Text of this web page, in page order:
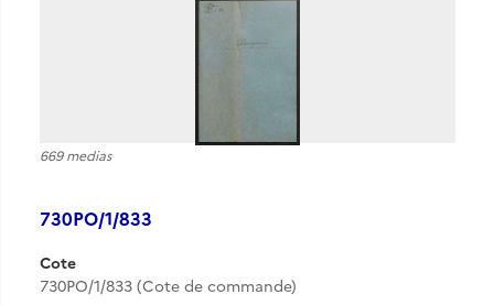
669 medias
730PO/1/833
Cote
730PO/1/833 (Cote de commande)